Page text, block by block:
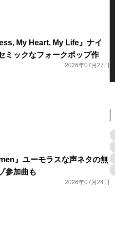
My Heart, My Life』ナイ
ミックなフォークポップ作
2026年07月27日
』ユーモラスな声ネタの無
参加曲も
2026年07月24日